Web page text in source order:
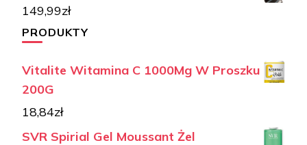
149,99zł
PRODUKTY
Vitalite Witamina C 1000Mg W Proszku
200G
18,84zł
SVR Spirial Gel Moussant Żel